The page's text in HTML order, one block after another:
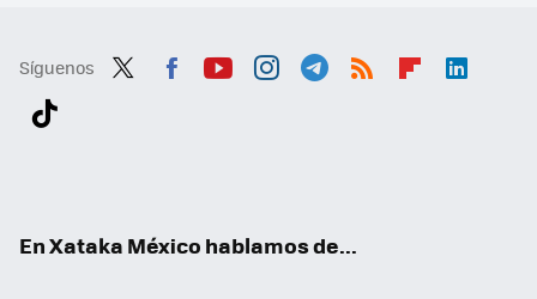
Síguenos
En Xataka México hablamos de...